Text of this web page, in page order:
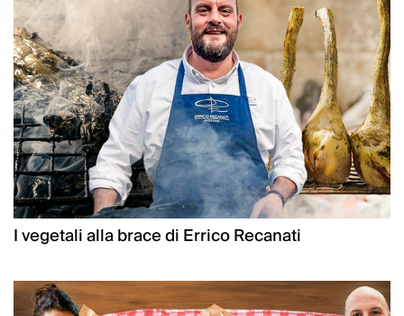
I vegetali alla brace di Errico Recanati